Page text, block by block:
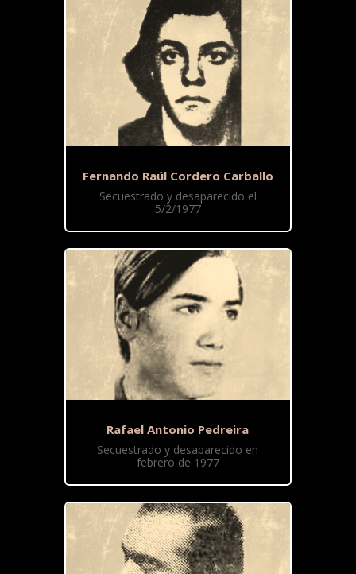
Fernando Raúl Cordero Carballo
Secuestrado y desaparecido el
5/2/1977
Rafael Antonio Pedreira
Secuestrado y desaparecido en
febrero de 1977